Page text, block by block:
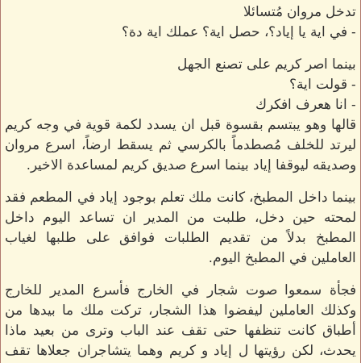
تدخل مروان مُتسائلا
- في اية يا إياد؟، حصل اية؟ عملك اية دة؟
بينما اصر كريم على تصنع الجهل
- قولت اية؟
- انا هعرف افكرك
قالها وهو يبتسم بقسوة قبل ان يسدد لكمة قوية في وجه كريم
ليرتد للخلف مُصطدماً بالكرسي ثم يسقط ارضاً، اسرع مروان
وصديقه ليوقفا إياد بينما اسرع صديق كريم لمساعدة الاخير.
بينما داخل المطبخ، كانت ملك تعلم بوجود إياد في المطعم فقد
لمحته حين دخل، طلبت من المدير ان تساعد اليوم داخل
المطبخ بدلاً من تقديم الطلبات فوافق على طلبها لغياب
العاملين في المطبخ اليوم.
فجأة سمعوا صوت شجار في الخارج فأسرع المدير للخارج
وكذلك العاملين ليفضوا هذا الشجار، تركت ملك ما بيدها من
أطباق كانت تنظفها حتى تقف عند الباب وترى من بعيد ماذا
يحدث، لكن رؤيتها ل إياد و كريم وهما يتشاجران جعلاها تقف